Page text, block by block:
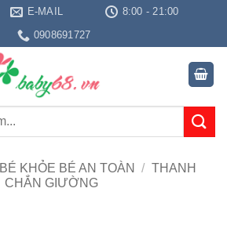
E-MAIL
8:00 - 21:00
0908691727
BÉ KHỎE BÉ AN TOÀN / THANH
CHẮN GIƯỜNG